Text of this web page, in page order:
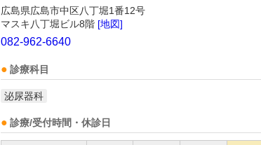
広島県広島市中区八丁堀1番12号
マスキ八丁堀ビル8階 [地図]
082-962-6640
診療科目
泌尿器科
診療/受付時間・休診日